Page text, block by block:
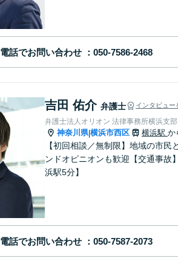
電話でお問い合わせ
吉田 佑介 弁護士 インタビュー
弁護士法人オリオン 法律事務所横浜支部
神奈川県|横浜市西区 横浜駅 か
【初回相談／無制限】地域の市
ンドオピニオンも歓迎【交通事故
浜駅5分】
電話でお問い合わせ